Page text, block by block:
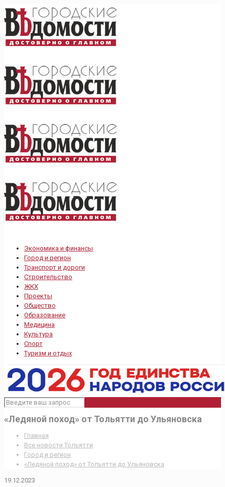
Экономика и финансы
Город и регион
Транспорт и дороги
Строительство
ЖКХ
Проекты
Общество
Образование
Медицина
Культура
Спорт
Туризм и отдых
«Ледяной поход» от Тольятти до Ульяновска
Главная
Все новости Тольятти
Город и регион
«Ледяной поход» от Тольятти до Ульяновска
19.12.2023